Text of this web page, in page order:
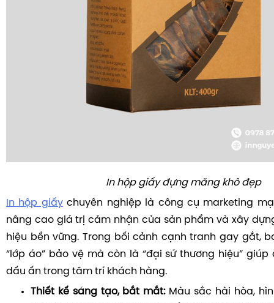
In hộp giấy đựng măng khô đẹp
In hộp giấychuyên nghiệp là công cụ marketing
nâng cao giá trị cảm nhận của sản phẩm và xây
hiệu bền vững. Trong bối cảnh cạnh tranh gay gắt,
“lớp áo” bảo vệ mà còn là “đại sứ thương hiệu”
dấu ấn trong tâm trí khách hàng.
Thiết kế sáng tạo, bắt mắt:Màu sắc hài hòa,